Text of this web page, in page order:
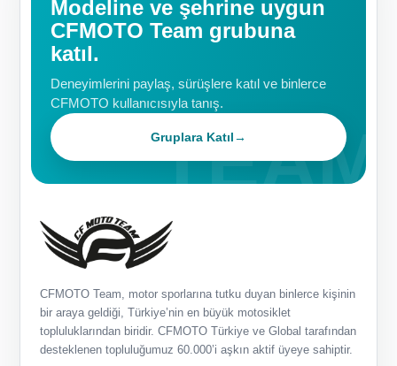
Modeline ve şehrine uygun
CFMOTO Team grubuna
katıl.
Deneyimlerini paylaş, sürüşlere katıl ve binlerce
CFMOTO kullanıcısıyla tanış.
Gruplara Katıl→
CFMOTO Team, motor sporlarına tutku duyan binlerce kişinin
bir araya geldiği, Türkiye’nin en büyük motosiklet
topluluklarından biridir. CFMOTO Türkiye ve Global tarafından
desteklenen topluluğumuz 60.000’i aşkın aktif üyeye sahiptir.